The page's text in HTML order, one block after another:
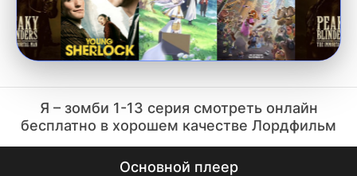
Я – зомби 1-13 серия смотреть онлайн
бесплатно в хорошем качестве Лордфильм
Основной плеер